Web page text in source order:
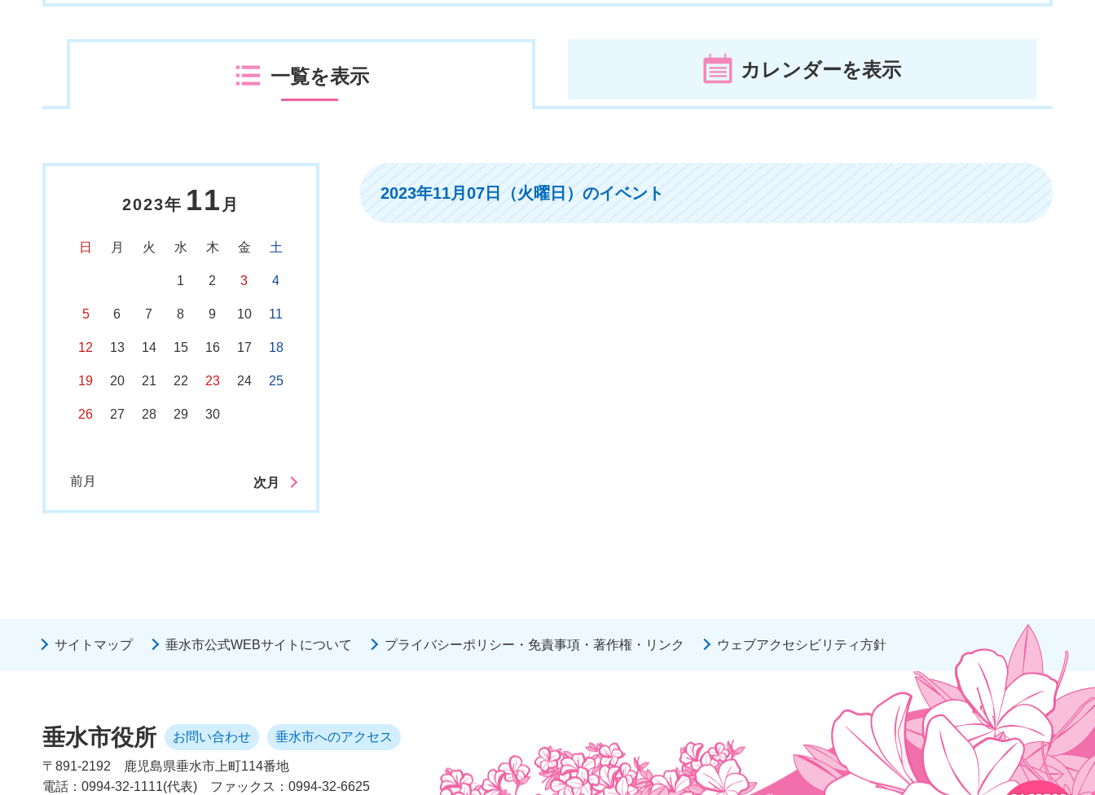
一覧を表示 カレンダーを表示
2023年 11 月
日 月 火 水 木 金 土
1 2 3 4
5 6 7 8 9 10 11
12 13 14 15 16 17 18
19 20 21 22 23 24 25
26 27 28 29 30
前月 次月
2023年11月07日（火曜日）のイベント
サイトマップ 垂水市公式WEBサイトについて プライバシーポリシー・免責事項・著作権・リンク ウェブアクセシビリティ方針
垂水市役所 お問い合わせ 垂水市へのアクセス
〒891-2192
鹿児島県垂水市上町114番地
電話：0994-32-1111(代表)
ファックス：0994-32-6625